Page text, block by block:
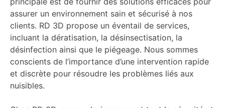
assurer un environnement sain et sécurisé à nos
clients. RD 3D propose un éventail de services,
incluant la dératisation, la désinsectisation, la
désinfection ainsi que le piégeage. Nous sommes
conscients de l’importance d’une intervention rapide
et discrète pour résoudre les problèmes liés aux
nuisibles.